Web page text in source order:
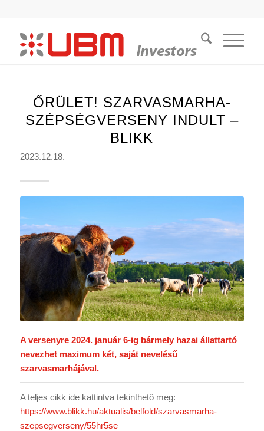
ŐRÜLET! SZARVASMARHA-
SZÉPSÉGVERSENY INDULT –
BLIKK
2023.12.18.
A versenyre 2024. január 6-ig bármely hazai állattartó
nevezhet maximum két, saját nevelésű
szarvasmarhájával.
A teljes cikk ide kattintva tekinthető meg:
https://www.blikk.hu/aktualis/belfold/szarvasmarha-
szepsegverseny/55hr5se